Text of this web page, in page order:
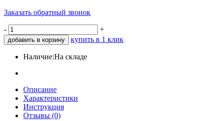
Заказать обратный звонок
- +
добавить в корзину купить в 1 клик
Наличие:На складе
Описание
Характеристики
Инструкция
Отзывы (0)